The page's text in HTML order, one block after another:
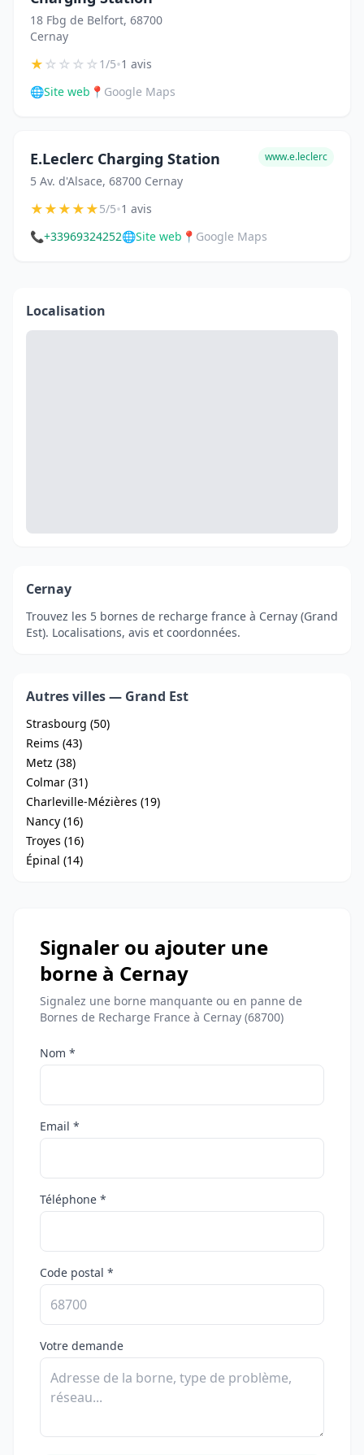
18 Fbg de Belfort, 68700
Cernay
★☆☆☆☆1/5•1 avis
🌐Site web 📍 Google Maps
E.Leclerc Charging Station
5 Av. d'Alsace, 68700 Cernay
www.e.leclerc
★★★★★5/5•1 avis
📞+33969324252🌐Site web 📍 Google Maps
Localisation
Cernay
Trouvez les 5 bornes de recharge france à Cernay (Grand
Est). Localisations, avis et coordonnées.
Autres villes — Grand Est
Strasbourg (50)
Reims (43)
Metz (38)
Colmar (31)
Charleville-Mézières (19)
Nancy (16)
Troyes (16)
Épinal (14)
Signaler ou ajouter une
borne à Cernay
Signalez une borne manquante ou en panne de
Bornes de Recharge France à Cernay (68700)
Nom *
Email *
Téléphone *
Code postal *
Votre demande